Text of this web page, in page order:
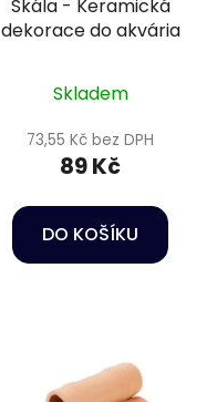
Skála - Keramická
dekorace do akvária
Skladem
73,55 Kč bez DPH
89 Kč
DO KOŠÍKU